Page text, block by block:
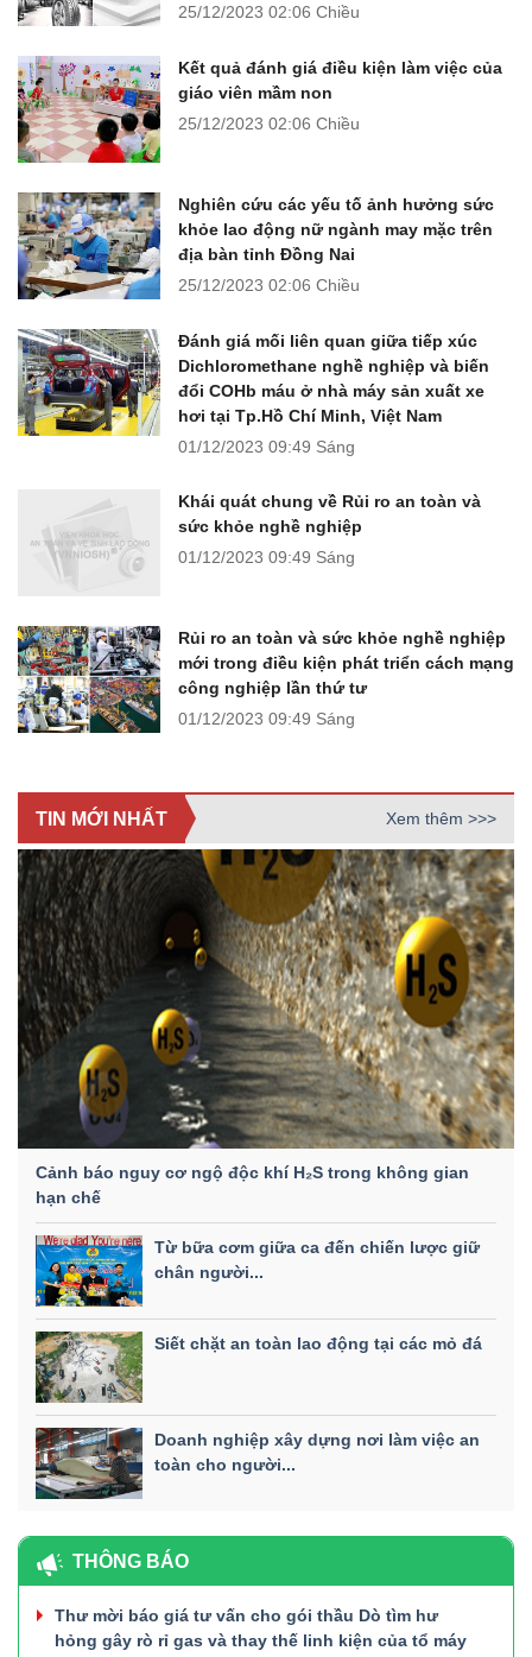
25/12/2023 02:06 Chiều
Kết quả đánh giá điều kiện làm việc của
giáo viên mầm non
25/12/2023 02:06 Chiều
Nghiên cứu các yếu tố ảnh hưởng sức
khỏe lao động nữ ngành may mặc trên
địa bàn tỉnh Đồng Nai
25/12/2023 02:06 Chiều
Đánh giá mối liên quan giữa tiếp xúc
Dichloromethane nghề nghiệp và biến
đổi COHb máu ở nhà máy sản xuất xe
hơi tại Tp.Hồ Chí Minh, Việt Nam
01/12/2023 09:49 Sáng
Khái quát chung về Rủi ro an toàn và
sức khỏe nghề nghiệp
01/12/2023 09:49 Sáng
Rủi ro an toàn và sức khỏe nghề nghiệp
mới trong điều kiện phát triển cách mạng
công nghiệp lần thứ tư
01/12/2023 09:49 Sáng
TIN MỚI NHẤT Xem thêm >>>
Cảnh báo nguy cơ ngộ độc khí H₂S trong không gian
hạn chế
Từ bữa cơm giữa ca đến chiến lược giữ
chân người...
Siết chặt an toàn lao động tại các mỏ đá
Doanh nghiệp xây dựng nơi làm việc an
toàn cho người...
THÔNG BÁO
Thư mời báo giá tư vấn cho gói thầu Dò tìm hư
hỏng gây rò rỉ gas và thay thế linh kiện của tổ máy